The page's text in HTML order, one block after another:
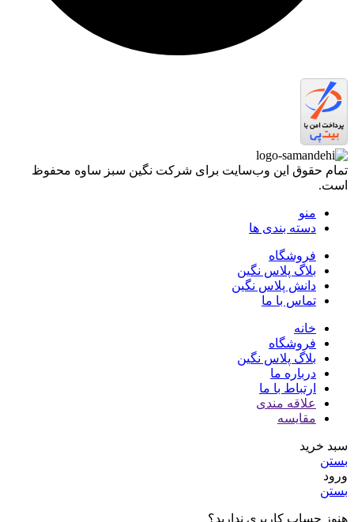
تمام حقوق اين وب‌سايت برای شرکت نگین سبز ساوه محفوظ
است.
منو
دسته بندی ها
فروشگاه
بلاگ پلاس نگین
دانش پلاس نگین
تماس با ما
خانه
فروشگاه
بلاگ پلاس نگین
درباره ما
ارتباط با ما
علاقه مندی
مقایسه
سبد خرید
بستن
ورود
بستن
هنوز حساب کاربری ندارید؟